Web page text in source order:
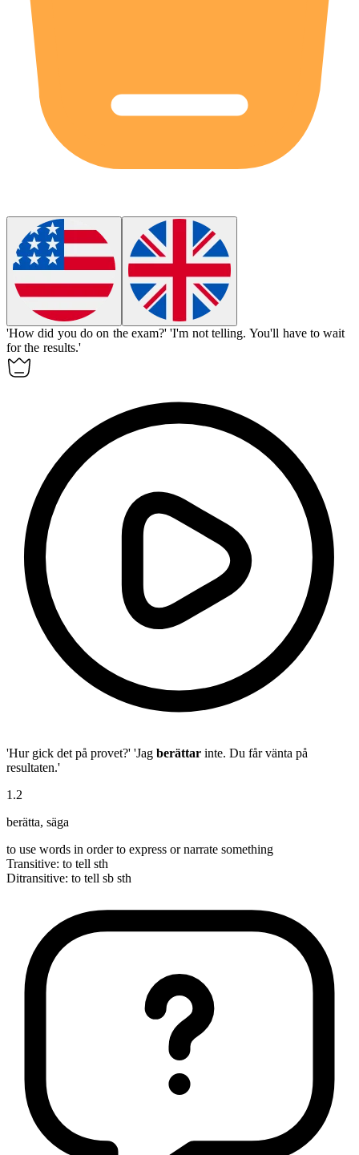
'How did you do on the exam?' 'I'm not telling. You'll have to wait
for the results.'
'Hur gick det på provet?' 'Jag berättar inte. Du får vänta på
resultaten.'
1 .2
berätta, säga
to use words in order to express or narrate something
Transitive: to tell sth
Ditransitive: to tell sb sth